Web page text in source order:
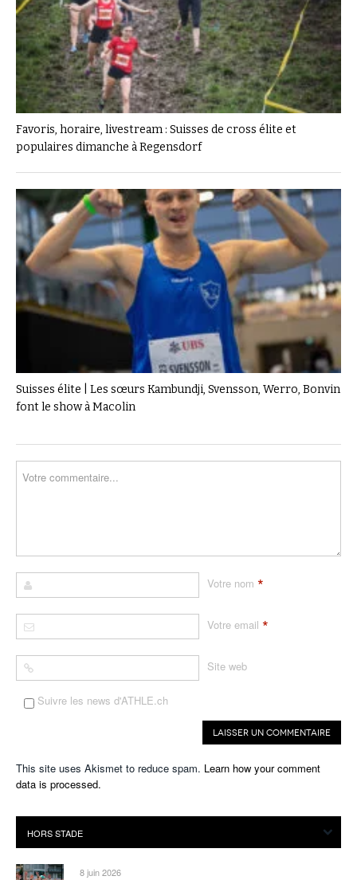
Favoris, horaire, livestream : Suisses de cross élite et
populaires dimanche à Regensdorf
Suisses élite | Les sœurs Kambundji, Svensson, Werro, Bonvin
font le show à Macolin
Votre nom *
Votre email *
Site web
Suivre les news d'ATHLE.ch
This site uses Akismet to reduce spam. Learn how your comment
data is processed.
8 juin 2026